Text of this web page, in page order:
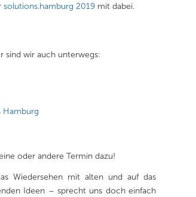
solutions.hamburg 2019 mit dabei.
sind wir auch unterwegs:
Hamburg
oder andere Termin dazu!
Wiedersehen mit alten und auf das
Ideen – sprecht uns doch einfach